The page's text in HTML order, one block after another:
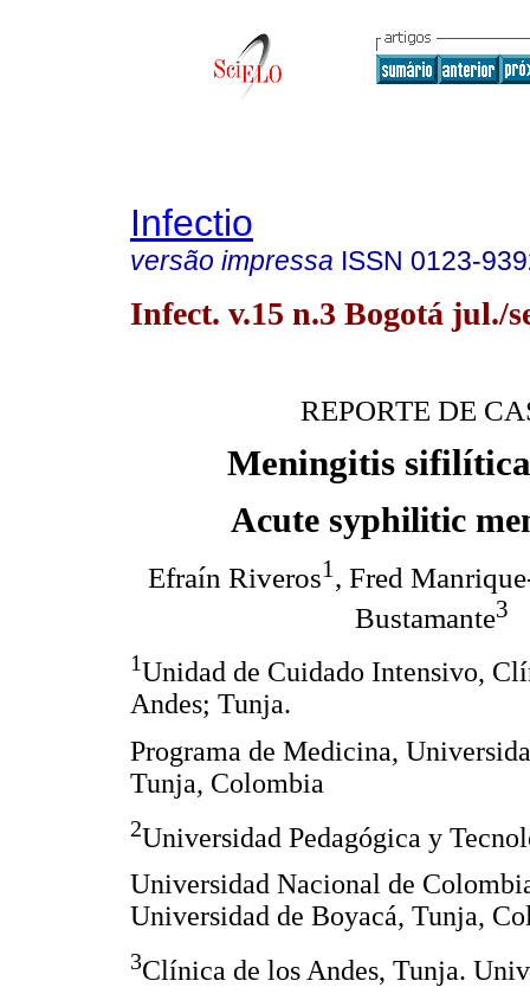
Infectio
versão impressa ISSN 0123-
Infect. v.15 n.3 Bogotá jul./
REPORTE DE
Meningitis
Acute syphilitic
Efraín Riveros1 , Fred
Bustamante3
1Unidad de Cuidado Intensivo,
Andes; Tunja.
Programa de Medicina,
Tunja, Colombia
2Universidad Pedagógica y
Universidad Nacional de
Universidad de Boyacá, Tunja,
3Clínica de los Andes, Tunja.